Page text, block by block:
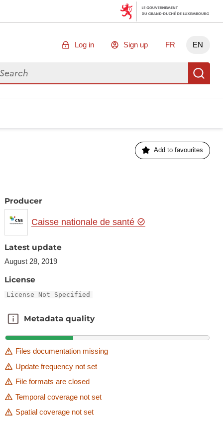
Log in Sign up FR EN
for data
Add to favourites
Producer
Caisse nationale de santé
Latest update
August 28, 2019
License
License Not Specified
Metadata quality
Metadata quality
Files documentation missing
Update frequency not set
File formats are closed
Temporal coverage not set
Spatial coverage not set